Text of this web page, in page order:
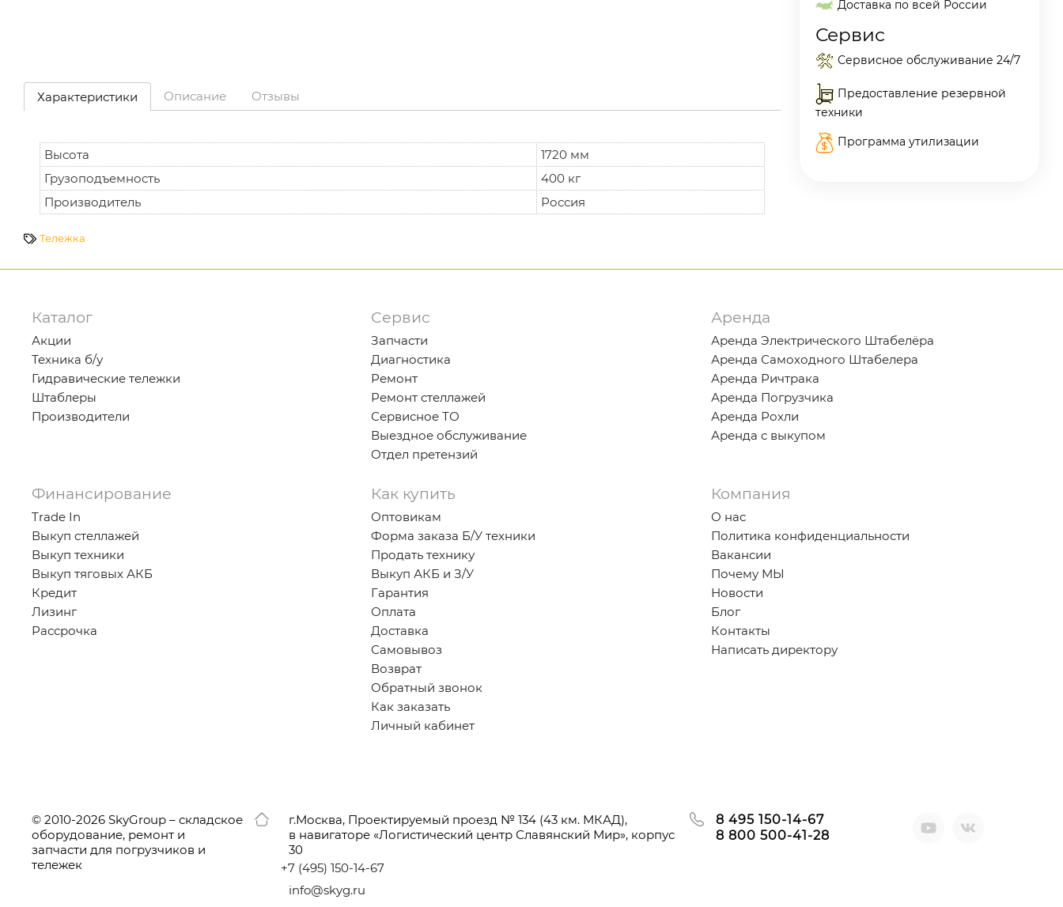
Характеристики Описание Отзывы
Высота
1720 мм
Грузоподъемность
400 кг
Производитель
Россия
Тележка
Доставка по всей России
Сервис
Сервисное обслуживание 24/7
Предоставление резервной
техники
Программа утилизации
Каталог
Акции
Техника б/у
Гидравические тележки
Штаблеры
Производители
Сервис
Запчасти
Диагностика
Ремонт
Ремонт стеллажей
Сервисное ТО
Выездное обслуживание
Отдел претензий
Аренда
Аренда Электрического Штабелёра
Аренда Самоходного Штабелера
Аренда Ричтрака
Аренда Погрузчика
Аренда Рохли
Аренда с выкупом
Финансирование
Trade In
Выкуп стеллажей
Выкуп техники
Выкуп тяговых АКБ
Кредит
Лизинг
Рассрочка
Как купить
Оптовикам
Форма заказа Б/У техники
Продать технику
Выкуп АКБ и З/У
Гарантия
Оплата
Доставка
Самовывоз
Возврат
Обратный звонок
Как заказать
Личный кабинет
Компания
О нас
Политика конфиденциальности
Вакансии
Почему МЫ
Новости
Блог
Контакты
Написать директору
© 2010-2026 SkyGroup – складское
оборудование, ремонт и
запчасти для погрузчиков и
тележек
г.Москва, Проектируемый проезд № 134 (43 км. МКАД),
в навигаторе «Логистический центр Славянский Мир», корпус
30
+7 (495) 150-14-67
info@skyg.ru
8 495 150-14-67
8 800 500-41-28